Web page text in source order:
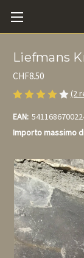
Liefmans
CHF8.50
(2
EAN:
Importo massimo